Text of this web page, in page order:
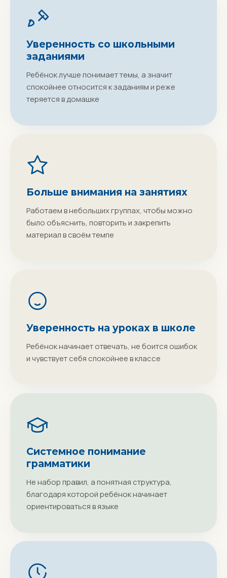
Уверенность со школьными
заданиями
Ребёнок лучше понимает темы, а значит
спокойнее относится к заданиям и реже
теряется в домашке
Больше внимания на занятиях
Работаем в небольших группах, чтобы можно
было объяснить, повторить и закрепить
материал в своём темпе
Уверенность на уроках в школе
Ребёнок начинает отвечать, не боится ошибок
и чувствует себя спокойнее в классе
Системное понимание
грамматики
Не набор правил, а понятная структура,
благодаря которой ребёнок начинает
ориентироваться в языке